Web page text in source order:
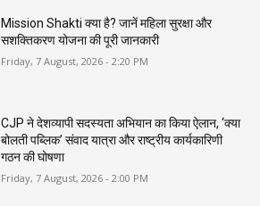
Mission Shakti क्या है? जानें महिला सुरक्षा और
सशक्तिकरण योजना की पूरी जानकारी
Friday, 7 August, 2026 - 2:20 PM
CJP ने देशव्यापी सदस्यता अभियान का किया ऐलान, ‘क्या
बोलती पब्लिक’ संवाद यात्रा और राष्ट्रीय कार्यकारिणी
गठन की घोषणा
Friday, 7 August, 2026 - 2:00 PM